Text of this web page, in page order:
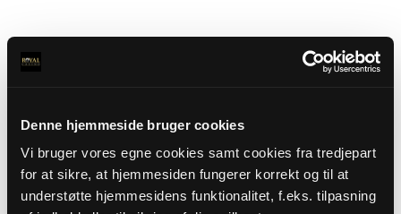
Denne hjemmeside bruger cookies
Vi bruger vores egne cookies samt cookies fra tredjepart
for at sikre, at hjemmesiden fungerer korrekt og til at
understøtte hjemmesidens funktionalitet, f.eks. tilpasning